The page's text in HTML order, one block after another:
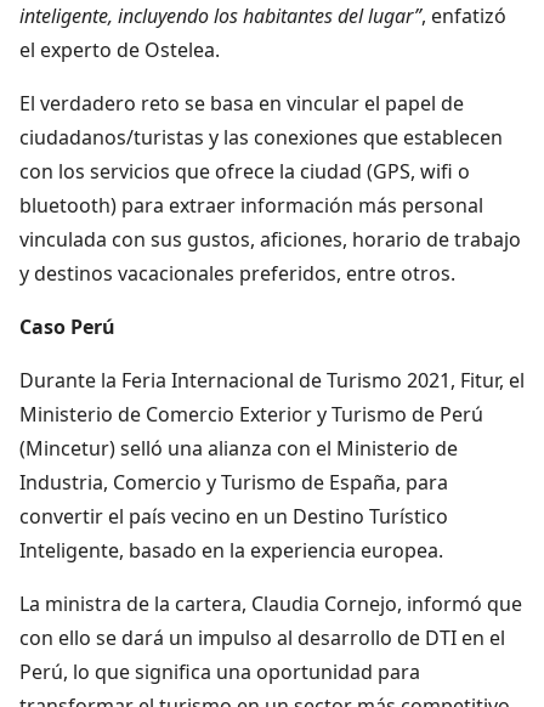
inteligente, incluyendo los habitantes del lugar”, enfatizó
el experto de Ostelea.
El verdadero reto se basa en vincular el papel de
ciudadanos/turistas y las conexiones que establecen
con los servicios que ofrece la ciudad (GPS, wifi o
bluetooth) para extraer información más personal
vinculada con sus gustos, aficiones, horario de trabajo
y destinos vacacionales preferidos, entre otros.
Caso Perú
Durante la Feria Internacional de Turismo 2021, Fitur, el
Ministerio de Comercio Exterior y Turismo de Perú
(Mincetur) selló una alianza con el Ministerio de
Industria, Comercio y Turismo de España, para
convertir el país vecino en un Destino Turístico
Inteligente, basado en la experiencia europea.
La ministra de la cartera, Claudia Cornejo, informó que
con ello se dará un impulso al desarrollo de DTI en el
Perú, lo que significa una oportunidad para